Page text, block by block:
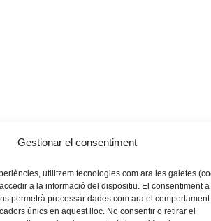
Gestionar el consentiment
utilitzem tecnologies com ara les galetes
a la informació del dispositiu. El consentiment a
permetrà processar dades com ara el
únics en aquest lloc. No consentir o retirar el